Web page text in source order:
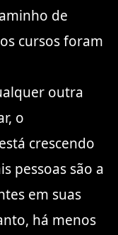
de
cursos foram
outra
o
crescendo
pessoas são a
em suas
há menos